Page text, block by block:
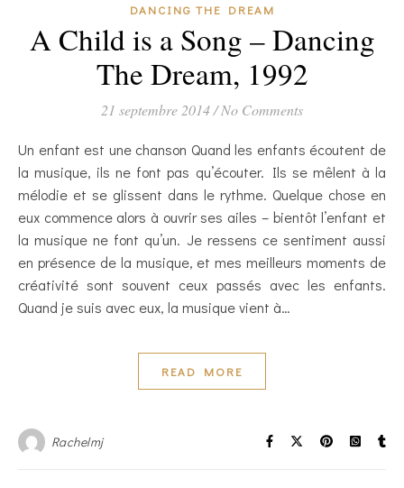
DANCING THE DREAM
A Child is a Song – Dancing
The Dream, 1992
21 septembre 2014/ No Comments
Un enfant est une chanson Quand les enfants écoutent de
la musique, ils ne font pas qu’écouter. Ils se mêlent à la
mélodie et se glissent dans le rythme. Quelque chose en
eux commence alors à ouvrir ses ailes – bientôt l’enfant et
la musique ne font qu’un. Je ressens ce sentiment aussi
en présence de la musique, et mes meilleurs moments de
créativité sont souvent ceux passés avec les enfants.
Quand je suis avec eux, la musique vient à…
READ MORE
Rachelmj